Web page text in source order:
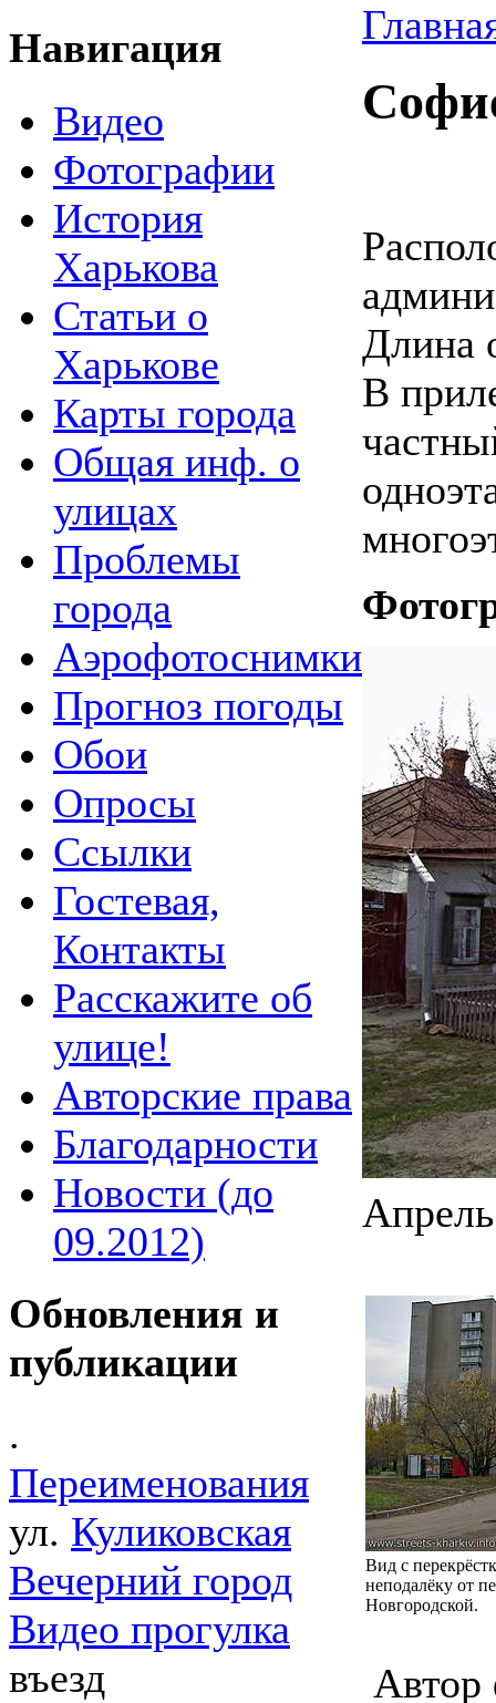
Навигация
Видео
Фотографии
История
Харькова
Статьи о
Харькове
Карты города
Общая инф. о
улицах
Проблемы
города
Аэрофотоснимки
Прогноз погоды
Обои
Опросы
Ссылки
Гостевая,
Контакты
Расскажите об
улице!
Авторские права
Благодарности
Новости (до
09.2012)
Обновления и
публикации
.
Переименования
ул. Куликовская
Вечерний город
Видео прогулка
въезд
Длина
В
Вид с
неподалёку от
Новгородской.